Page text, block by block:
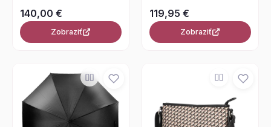
140,00 €
Zobraziť
119,95 €
Zobraziť